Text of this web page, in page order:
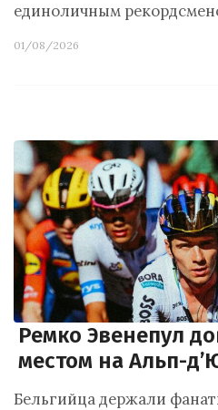
единоличным
01/08/2026
Ремко Эвенепул
местом на Альп-
Бельгийца держали